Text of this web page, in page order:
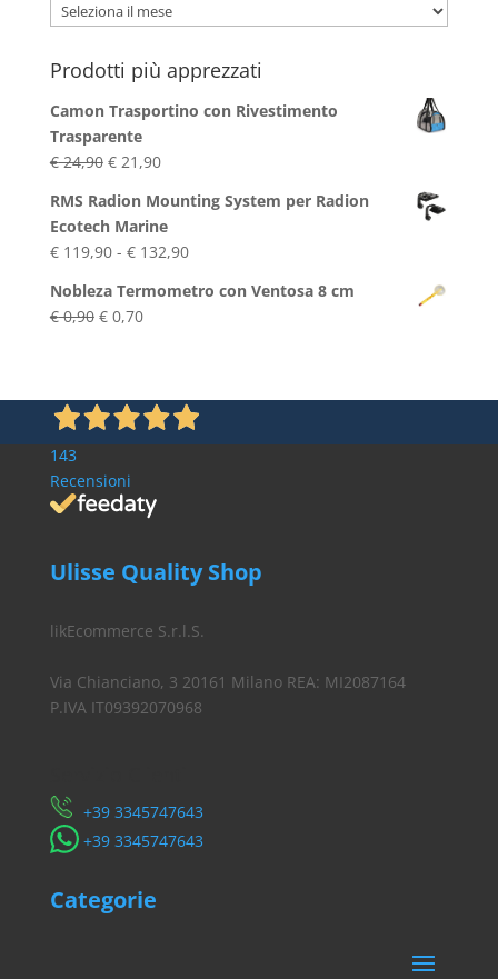
Archivio
Blog
Prodotti più apprezzati
Camon Trasportino con Rivestimento
Trasparente
€24,90 Il
originale
era:
€ 24,90.
€21,90Il
attuale
è:
€ 21,90.
RMS Radion Mounting System per Radion
Ecotech Marine
€119,90 - €132,90Fascia
prezzo:
€ 132,90
Nobleza Termometro con Ventosa 8 cm
€0,90 Il
€ 0,90.
€0,70Il
€ 0,70.
143
Recensioni
Ulisse Quality Shop
likEcommerce S.r.l.S.
Via Chianciano, 3 20161 Milano REA: MI2087164
P.IVA IT09392070968
​+39 3345747643
​+39 3345747643
Categorie